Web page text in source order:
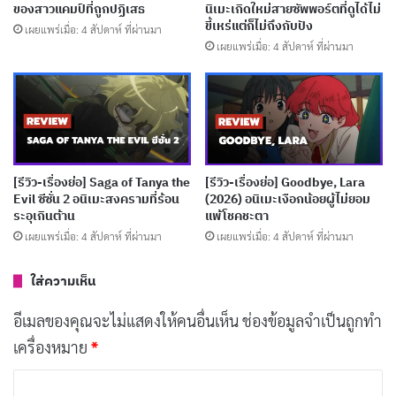
[รีวิว-เรื่องย่อ] Hanaori-san (2026) อดีตจอมมาร
เกิดใหม่ปะทะวีรสตรีในรั้วโรงเรียน
เผยแพร่เมื่อ: 3 สัปดาห์ ที่ผ่านมา
[รีวิว-เรื่องย่อ] MEBIUS DUST (2026) อนิเมะเด็ก
พลังพิเศษที่แนวคิดดีแต่ไปไม่สุด
เผยแพร่เมื่อ: 3 สัปดาห์ ที่ผ่านมา
[รีวิว-เรื่องย่อ] My Stepmother & Stepsisters
ทดลองของ Netflix ที่กล้าผสมสองโลกเข้าด้วยกัน
ของสาวแคมป์ที่ถูกปฏิเสธ
เผยแพร่เมื่อ: 4 สัปดาห์ ที่ผ่านมา
นิเมะเกิดใหม่สายซัพพอร์ตที่ดูได้ไม่
ขี้เหร่แต่ก็ไม่ถึงกับปัง
เผยแพร่เมื่อ: 4 สัปดาห์ ที่ผ่านมา
[รีวิว-เรื่องย่อ] Saga of Tanya the
Evil ซีซั่น 2 อนิเมะสงครามที่ร้อน
ระอุเกินต้าน
เผยแพร่เมื่อ: 4 สัปดาห์ ที่ผ่านมา
[รีวิว-เรื่องย่อ] Goodbye, Lara
(2026) อนิเมะเงือกน้อยผู้ไม่ยอม
แพ้โชคชะตา
เผยแพร่เมื่อ: 4 สัปดาห์ ที่ผ่านมา
ใส่ความเห็น
อีเมลของคุณจะไม่แสดงให้คนอื่นเห็นช่องข้อมูลจำเป็นถูกทำ
เครื่องหมาย *